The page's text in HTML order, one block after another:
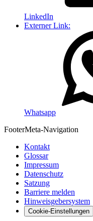
LinkedIn
Externer Link:
Whatsapp
FooterMeta-Navigation
Kontakt
Glossar
Impressum
Datenschutz
Satzung
Barriere melden
Hinweisgebersystem
Cookie-Einstellungen